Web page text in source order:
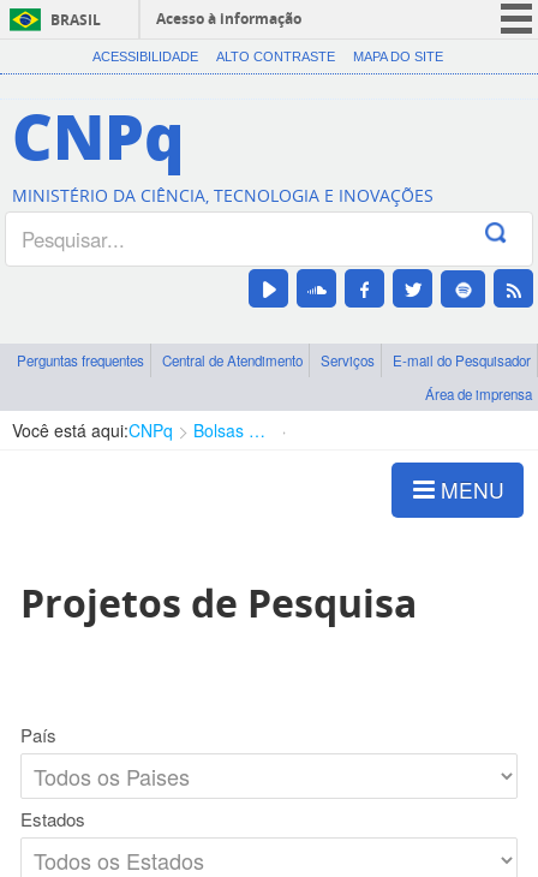
BRASIL
Acesso à informação
CORONAVÍRUS (COVID-19)
Canais
ACESSIBILIDADE ALTO CONTRASTE MAPA DO SITE
CNPq
MINISTÉRIO DA CIÊNCIA, TECNOLOGIA E INOVAÇÕES
Perguntas frequentes Central de Atendimento Serviços
E-mail do Pesquisador
Área de imprensa
Você está aqui:CNPq Bolsas e Auxílios Vigentes
MENU
Projetos de Pesquisa
País
Estados